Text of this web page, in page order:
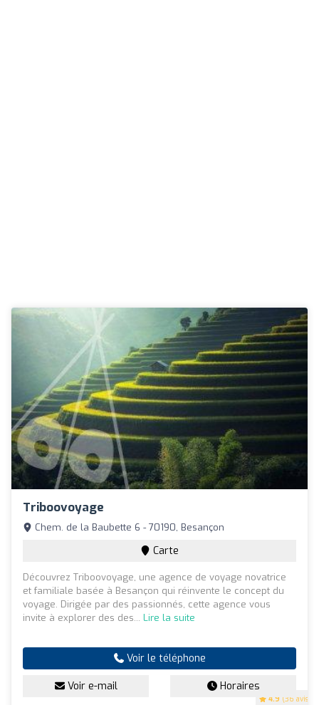
Triboovoyage
4.9 (36 avis)
Chem. de la Baubette 6 - 70190, Besançon
Carte
Découvrez Triboovoyage, une agence de voyage novatrice
et familiale basée à Besançon qui réinvente le concept du
voyage. Dirigée par des passionnés, cette agence vous
invite à explorer des des... Lire la suite
Voir le téléphone
Voir e-mail Horaires